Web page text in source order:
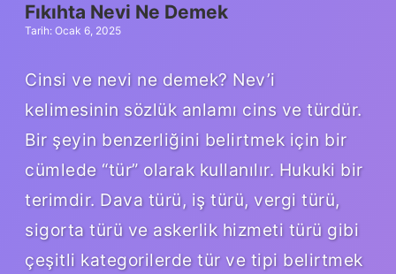
Fıkıhta Nevi Ne Demek
Tarih: Ocak 6, 2025
Cinsi ve nevi ne demek? Nev’i
kelimesinin sözlük anlamı cins ve türdür.
Bir şeyin benzerliğini belirtmek için bir
cümlede “tür” olarak kullanılır. Hukuki bir
terimdir. Dava türü, iş türü, vergi türü,
sigorta türü ve askerlik hizmeti türü gibi
çeşitli kategorilerde tür ve tipi belirtmek